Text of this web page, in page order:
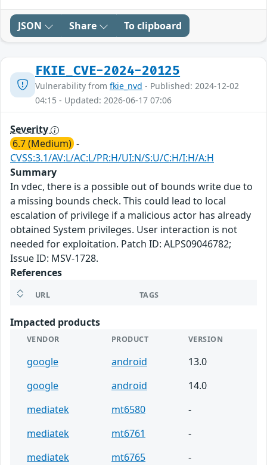
JSON Share To clipboard
FKIE_CVE-2024-20125
Vulnerability from fkie_nvd - Published: 2024-12-02
04:15 - Updated: 2026-06-17 07:06
Severity
6.7 (Medium) -
CVSS:3.1/AV:L/AC:L/PR:H/UI:N/S:U/C:H/I:H/A:H
Summary
In vdec, there is a possible out of bounds write due to
a missing bounds check. This could lead to local
escalation of privilege if a malicious actor has already
obtained System privileges. User interaction is not
needed for exploitation. Patch ID: ALPS09046782;
Issue ID: MSV-1728.
References
URL TAGS
Impacted products
VENDOR PRODUCT VERSION
google android
13.0
google
android
14.0
mediatek
mt6580
-
mediatek
mt6761
-
mediatek
mt6765
-